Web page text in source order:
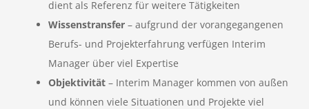
dient als Referenz für weitere Tätigkeiten
Wissenstransfer – aufgrund der vorangegangenen
Berufs- und Projekterfahrung verfügen Interim
Manager über viel Expertise
Objektivität – Interim Manager kommen von außen
und können viele Situationen und Projekte viel